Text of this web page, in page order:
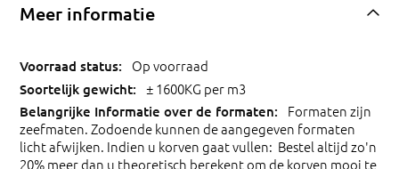
Meer informatie
Op voorraad
± 1600KG per m3
Formaten zijn
zeefmaten. Zodoende kunnen de aangegeven formaten
licht afwijken. Indien u korven gaat vullen: Bestel altijd zo'n
20% meer dan u theoretisch berekent om de korven mooi te